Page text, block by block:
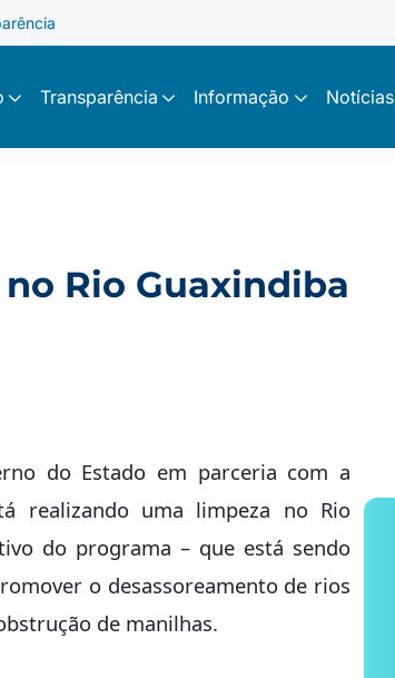
Transparência Informação Notícias
Rio Guaxindiba
do Estado em parceria com a
realizando uma limpeza no Rio
do programa – que está sendo
o desassoreamento de rios
de manilhas.